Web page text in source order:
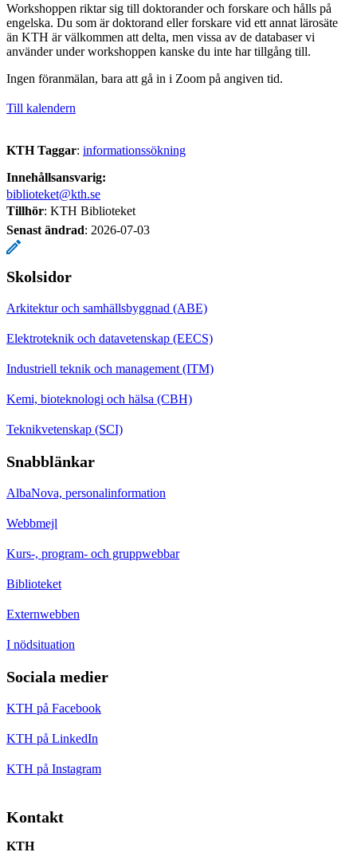
Workshoppen riktar sig till doktorander och forskare och hålls på
engelska. Du som är doktorand eller forskare vid ett annat lärosäte
än KTH är välkommen att delta, men vissa av de databaser vi
använder under workshoppen kanske du inte har tillgång till.
Ingen föranmälan, bara att gå in i Zoom på angiven tid.
Till kalendern
KTH Taggar: informationssökning
Innehållsansvarig:
biblioteket@kth.se
Tillhör: KTH Biblioteket
Senast ändrad: 2026-07-03
Skolsidor
Arkitektur och samhällsbyggnad (ABE)
Elektroteknik och datavetenskap (EECS)
Industriell teknik och management (ITM)
Kemi, bioteknologi och hälsa (CBH)
Teknikvetenskap (SCI)
Snabblänkar
AlbaNova, personalinformation
Webbmejl
Kurs-, program- och gruppwebbar
Biblioteket
Externwebben
I nödsituation
Sociala medier
KTH på Facebook
KTH på LinkedIn
KTH på Instagram
Kontakt
KTH